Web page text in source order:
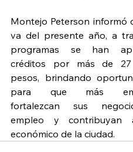
Montejo Peterson informó
va del presente año, a
programas se han
créditos por más de
pesos, brindando
para que más
fortalezcan sus
empleo y contribuyan
económico de la ciudad.